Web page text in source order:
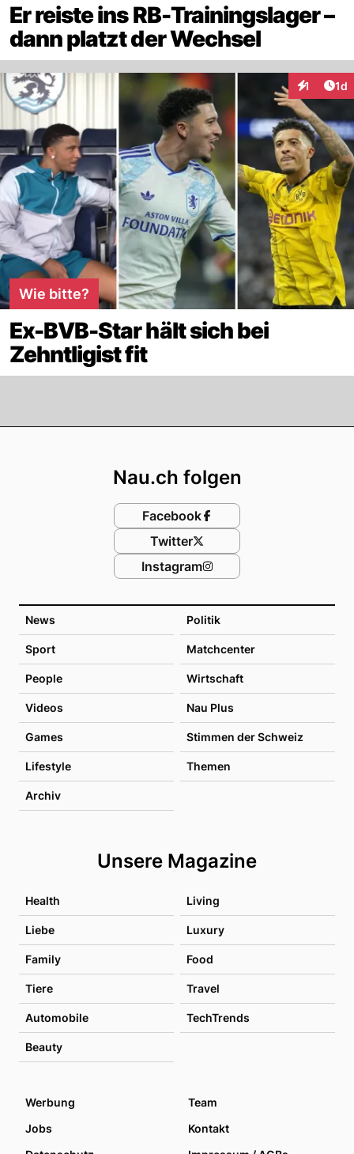
Er reiste ins RB-Trainingslager –
dann platzt der Wechsel
1 1d
Wie bitte?
Ex-BVB-Star hält sich bei
Zehntligist fit
News Politik
Sport Matchcenter
People Wirtschaft
Videos Nau Plus
Games Stimmen der Schweiz
Lifestyle Themen
Archiv
Unsere Magazine
Health Living
Liebe Luxury
Family Food
Tiere Travel
Automobile TechTrends
Beauty
Nau.ch folgen
Facebook
Twitter
Instagram
Werbung
Team
Jobs
Kontakt